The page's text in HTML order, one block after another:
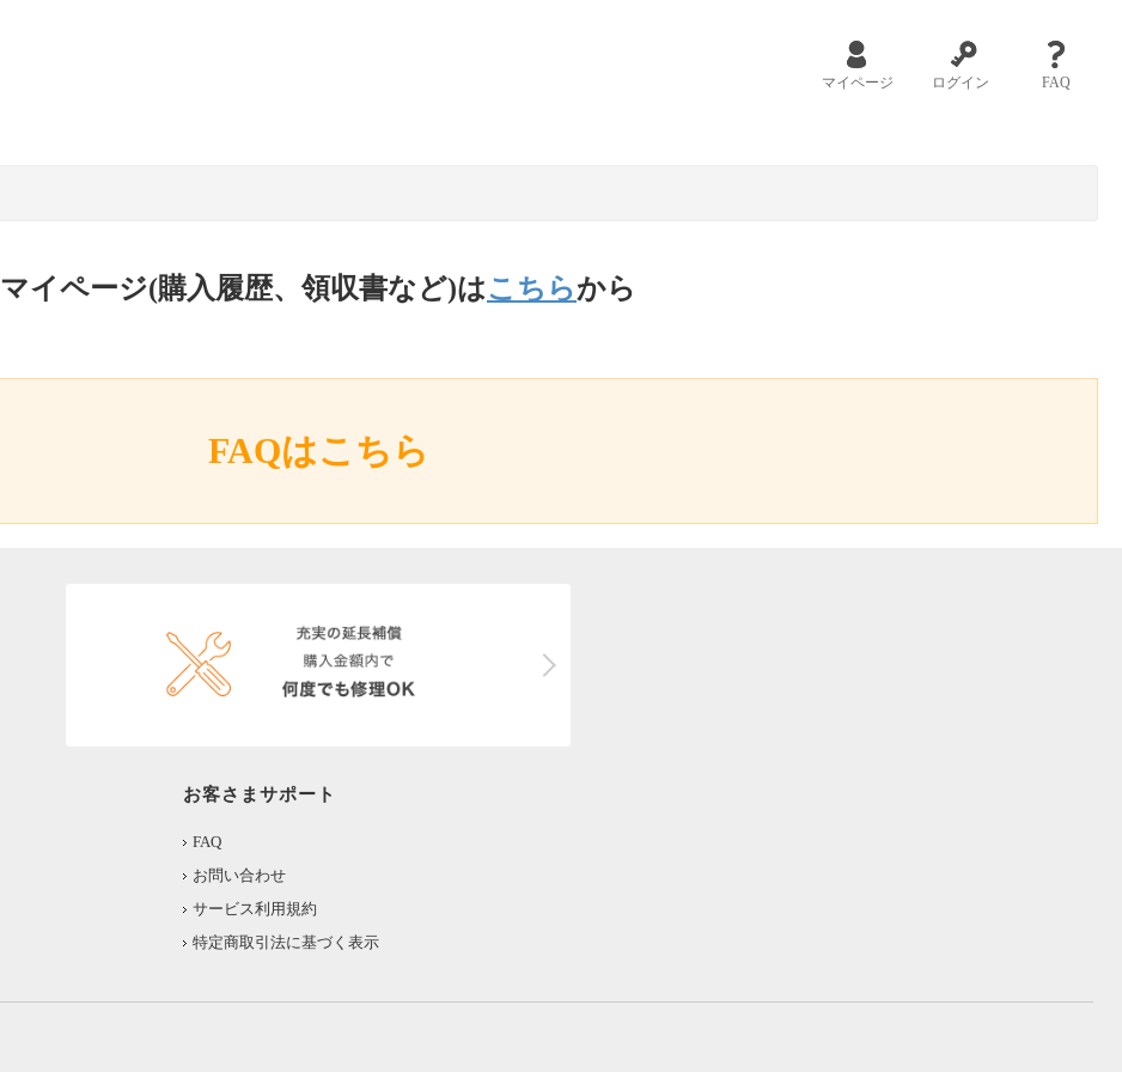
マイページ ログイン FAQ
マイページ(購入履歴、領収書など)はこちらから
FAQはこちら
お客さまサポート
FAQ
お問い合わせ
サービス利用規約
特定商取引法に基づく表示